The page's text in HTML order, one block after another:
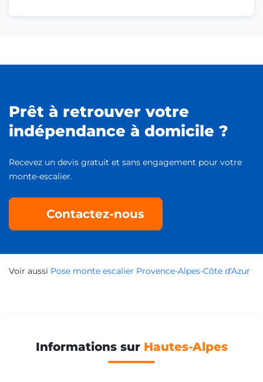
Prêt à retrouver votre
indépendance à domicile ?
Recevez un devis gratuit et sans engagement pour votre
monte-escalier.
Contactez-nous
Voir aussi Pose monte escalier Provence-Alpes-Côte d'Azur
Informations sur Hautes-Alpes